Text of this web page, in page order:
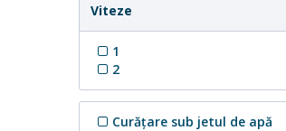
Viteze
1
2
Curăţare sub jetul de apă